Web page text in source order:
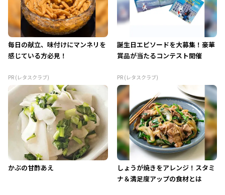
毎日の献立、味付けにマンネリを
感じている方必見！
PR (レタスクラブ)
誕生日エピソードを大募集！豪華
賞品が当たるコンテスト開催
PR (レタスクラブ)
かぶの甘酢あえ
しょうが焼きをアレンジ！スタミ
ナ＆満足度アップの食材とは